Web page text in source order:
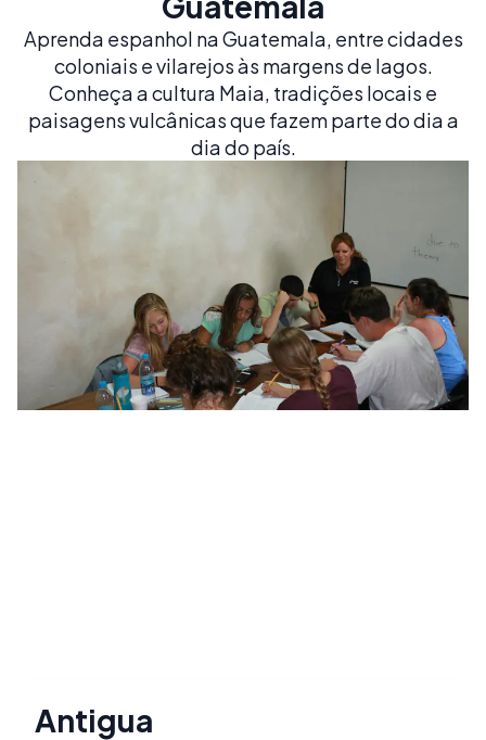
Aprenda espanhol na Guatemala, entre cidades
coloniais e vilarejos às margens de lagos.
Conheça a cultura Maia, tradições locais e
paisagens vulcânicas que fazem parte do dia a
dia do país.
Antigua